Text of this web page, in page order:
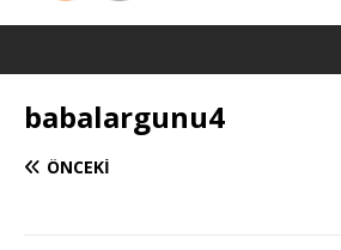
babalargunu4
ÖNCEKI